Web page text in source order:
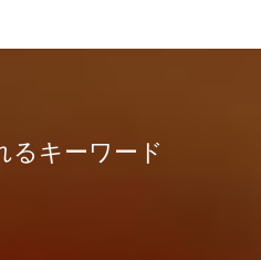
るキーワード